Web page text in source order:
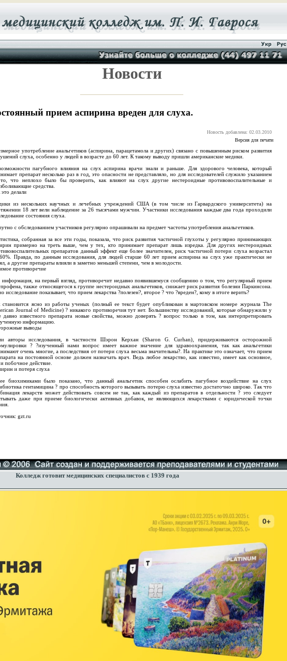
Новости
прием аспирина вреден для слуха.
Новость добавлена: 02.03.2010
Версия для печати
употребление анальгетиков (аспирина, парацетамола и других) связано с повышенным риском развития
слуха, особенно у людей в возрасте до 60 лет. К такому выводу пришли американские медики.
пагубного влияния на слух аспирина врачи знали и раньше. Для здорового человека, который
препарат несколько раз в год, это опасности не представляло, но для исследователей служило указанием
что неплохо было бы проверить, как влияют на слух другие нестероидные противовоспалительные и
средства.
это делали
из нескольких научных и лечебных учреждений США (в том числе из Гарвардского университета) на
18 лет вели наблюдение за 26 тысячами мужчин. Участники исследования каждые два года проходили
состояния слуха.
с обследованием участников регулярно опрашивали на предмет частоты употребления анальгетиков.
собранная за все эти годы, показала, что риск развития частичной глухоты у регулярно принимающих
примерно на треть выше, чем у тех, кто принимает препарат лишь изредка. Для других нестероидных
препаратов данный эффект еще более значителен, риск частичной потери слуха возрастал
Правда, по данным исследования, для людей старше 60 лет прием аспирина на слух уже практически не
а другие препараты влияли в заметно меньшей степени, чем в молодости.
противоречие
информация, на первый взгляд, противоречит недавно появившемуся сообщению о том, что регулярный прием
также относящегося к группе нестероидных анальгетиков, снижает риск развития болезни Паркинсона.
исследование показывает, что прием лекарства ?полезен?, второе ? что ?вреден?, кому в итоге верить?
становится ясно из работы ученых (полный ее текст будет опубликован в мартовском номере журнала The
Journal of Medicine) ? никакого противоречия тут нет. Большинству исследований, которые обнаружили у
давно известного препарата новые свойства, можно доверять ? вопрос только в том, как интерпретировать
информацию.
выводы
авторы исследования, в частности Шэрон Керхан (Sharon G. Curhan), придерживаются осторожной
? ?изученный нами вопрос имеет важное значение для здравоохранения, так как анальгетики
очень многие, а последствия от потери слуха весьма значительны?. На практике это означает, что прием
на постоянной основе должен назначать врач. Ведь любое лекарство, как известно, имеет как основное,
и побочное действие.
и потеря слуха
биохимиками было показано, что данный анальгетик способен ослабить пагубное воздействие на слух
гентамицина ? про способность которого вызывать потерю слуха известно достаточно широко. Так что
лекарств может действовать совсем не так, как каждый из препаратов в отдельности ? это следует
даже при приеме биологически активных добавок, не являющихся лекарствами с юридической точки
gzt.ru
Колледж готовит медицинских специалистов с 1939 года